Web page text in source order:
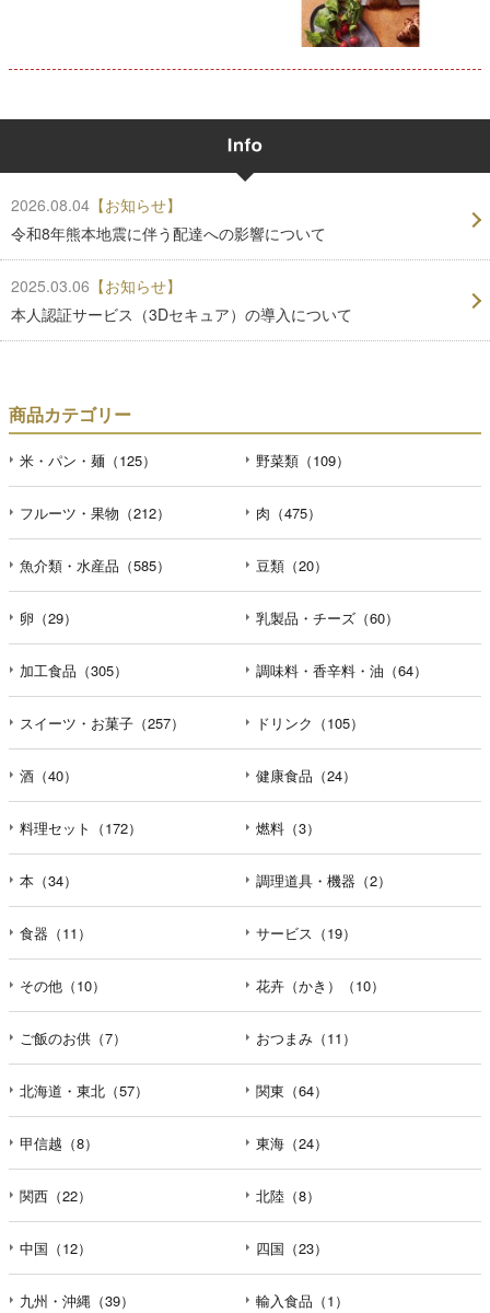
2026.08.04 【お知らせ】
令和8年熊本地震に伴う配達への影響について
2025.03.06 【お知らせ】
本人認証サービス（3Dセキュア）の導入について
商品カテゴリー
米・パン・麺（125） 野菜類（109）
フルーツ・果物（212） 肉（475）
魚介類・水産品（585） 豆類（20）
卵（29） 乳製品・チーズ（60）
加工食品（305） 調味料・香辛料・油（64）
スイーツ・お菓子（257） ドリンク（105）
酒（40） 健康食品（24）
料理セット（172） 燃料（3）
本（34） 調理道具・機器（2）
食器（11） サービス（19）
その他（10） 花卉（かき）（10）
ご飯のお供（7） おつまみ（11）
北海道・東北（57） 関東（64）
甲信越（8） 東海（24）
関西（22） 北陸（8）
中国（12） 四国（23）
九州・沖縄（39） 輸入食品（1）